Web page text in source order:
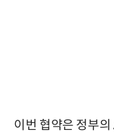
이번 협약은 정부